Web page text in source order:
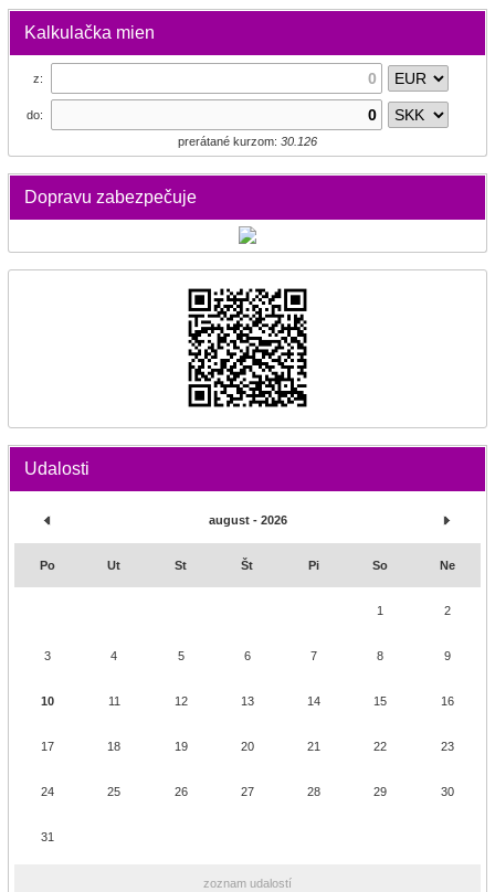
Kalkulačka mien
z:
do:
prerátané kurzom: 30.126
Dopravu zabezpečuje
Udalosti
august - 2026
Po Ut St Št Pi So Ne
1 2
3 4 5 6 7 8 9
10 11 12 13 14 15 16
17 18 19 20 21 22 23
24 25 26 27 28 29 30
31
zoznam udalostí